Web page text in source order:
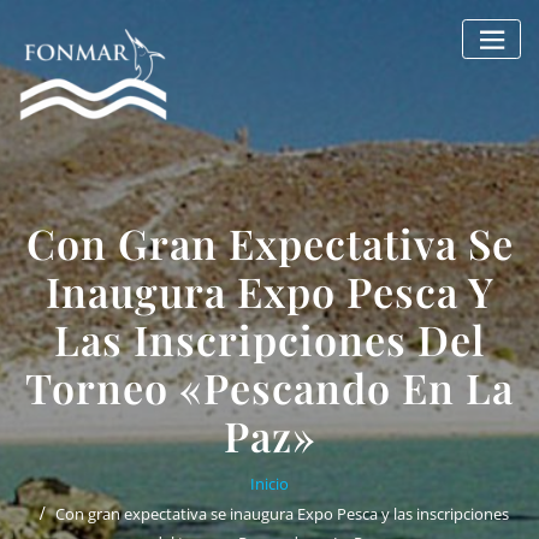
contenido
Con Gran Expectativa Se
Inaugura Expo Pesca Y
Las Inscripciones Del
Torneo «Pescando En La
Paz»
Inicio
Con gran expectativa se inaugura Expo Pesca y las inscripciones